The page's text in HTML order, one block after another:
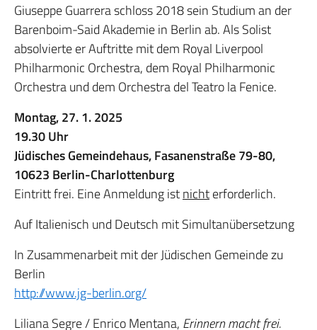
Giuseppe Guarrera schloss 2018 sein Studium an der
Barenboim-Said Akademie in Berlin ab. Als Solist
absolvierte er Auftritte mit dem Royal Liverpool
Philharmonic Orchestra, dem Royal Philharmonic
Orchestra und dem Orchestra del Teatro la Fenice.
Montag, 27. 1. 2025
19.30 Uhr
Jüdisches Gemeindehaus, Fasanenstraße 79-80,
10623 Berlin-Charlottenburg
Eintritt frei. Eine Anmeldung istnichterforderlich.
Auf Italienisch und Deutsch mit Simultanübersetzung
In Zusammenarbeit mit der Jüdischen Gemeinde zu
Berlin
http://www.jg-berlin.org/
Liliana Segre / Enrico Mentana, Erinnern macht frei.